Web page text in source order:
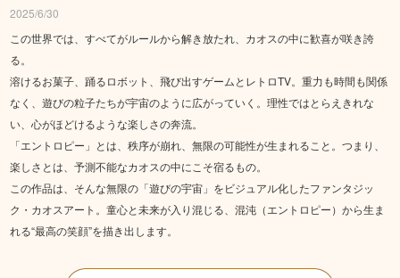
2025/6/30
この世界では、すべてがルールから解き放たれ、カオスの中に歓喜が咲き誇
る。
溶けるお菓子、踊るロボット、飛び出すゲームとレトロTV。重力も時間も関係
なく、遊びの粒子たちが宇宙のように広がっていく。理性ではとらえきれな
い、心がほどけるような楽しさの奔流。
「エントロピー」とは、秩序が崩れ、無限の可能性が生まれること。つまり、
楽しさとは、予測不能なカオスの中にこそ宿るもの。
この作品は、そんな無限の「遊びの宇宙」をビジュアル化したファンタジッ
ク・カオスアート。童心と未来が入り混じる、混沌（エントロピー）から生ま
れる“最高の笑顔”を描き出します。